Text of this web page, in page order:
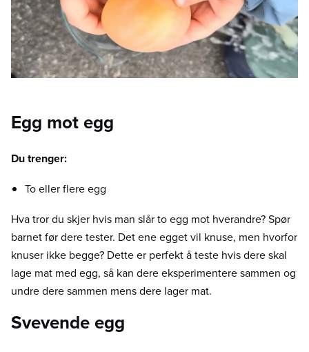
Egg mot egg
Du trenger:
To eller flere egg
Hva tror du skjer hvis man slår to egg mot hverandre? Spør
barnet før dere tester. Det ene egget vil knuse, men hvorfor
knuser ikke begge? Dette er perfekt å teste hvis dere skal
lage mat med egg, så kan dere eksperimentere sammen og
undre dere sammen mens dere lager mat.
Svevende egg